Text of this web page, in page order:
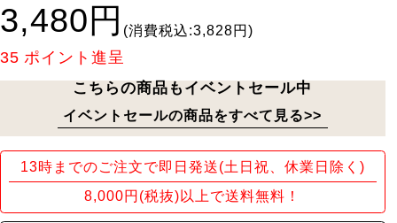
3,480円 (消費税込:3,828円)
35 ポイント進呈
こちらの商品もイベントセール中
イベントセールの商品をすべて見る>>
13時までのご注文で即日発送(土日祝、休業日除く)
8,000円(税抜)以上で送料無料！